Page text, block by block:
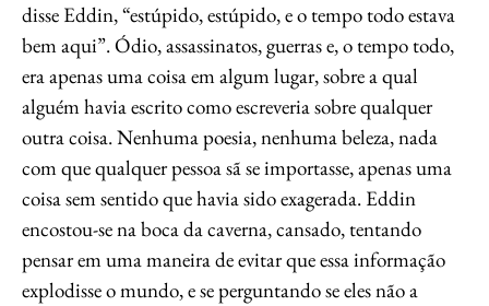
disse Eddin, “estúpido, estúpido, e o tempo todo estava
bem aqui”. Ódio, assassinatos, guerras e, o tempo todo,
era apenas uma coisa em algum lugar, sobre a qual
alguém havia escrito como escreveria sobre qualquer
outra coisa. Nenhuma poesia, nenhuma beleza, nada
com que qualquer pessoa sã se importasse, apenas uma
coisa sem sentido que havia sido exagerada. Eddin
encostou-se na boca da caverna, cansado, tentando
pensar em uma maneira de evitar que essa informação
explodisse o mundo, e se perguntando se eles não a